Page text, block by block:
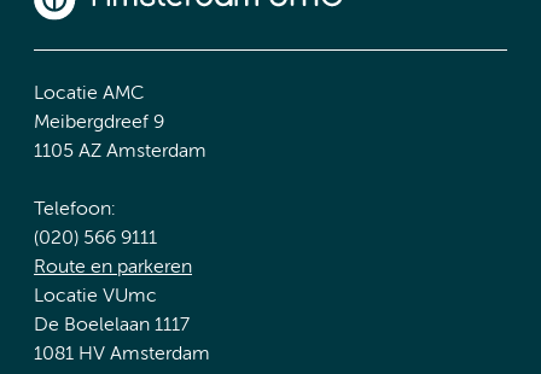
Locatie AMC
Meibergdreef 9
1105 AZ Amsterdam
Telefoon:
(020) 566 9111
Route en parkeren
Locatie VUmc
De Boelelaan 1117
1081 HV Amsterdam